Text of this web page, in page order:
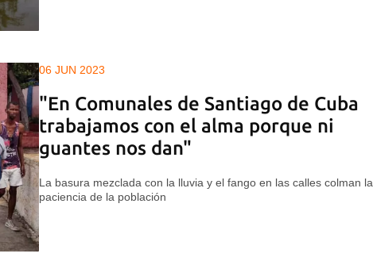
06 JUN 2023
"En Comunales de Santiago de Cuba
trabajamos con el alma porque ni
guantes nos dan"
La basura mezclada con la lluvia y el fango en las calles colman la
paciencia de la población